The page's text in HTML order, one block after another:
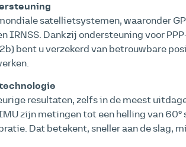
satellietsystemen, waaronder
IRNSS. Dankzij ondersteuning voor
bent u verzekerd van betrouwbare
resultaten, zelfs in de meest
zijn metingen tot een helling van 60°
Dat betekent, sneller aan de slag,